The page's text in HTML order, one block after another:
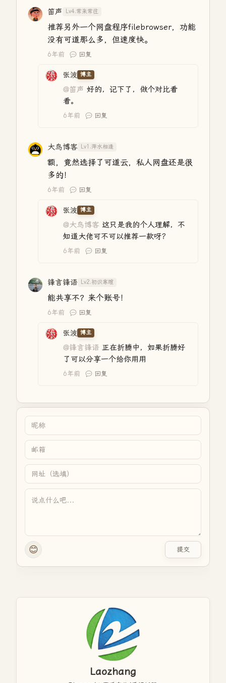
笛声 Lv4.常来常往
推荐另外一个网盘程序filebrowser，功能
没有可道那么多，但速度快。
6年前 回复
张波 博主
@笛声 好的，记下了，做个对比看
看。
6年前 回复
大鸟博客 Lv1.萍水相逢
额，竟然选择了可道云，私人网盘还是很
多的！
6年前 回复
张波 博主
@大鸟博客 这只是我的个人理解，不
知道大佬可不可以推荐一款呀？
6年前 回复
锋言锋语 Lv2.初识寒暄
能共享不？来个账号！
6年前 回复
张波 博主
@锋言锋语 正在折腾中，如果折腾好
了可以分享一个给你用用
6年前 回复
😊 提交
Laozhang